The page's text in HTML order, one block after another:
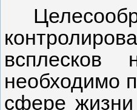
всплесков
необходимо
сфере